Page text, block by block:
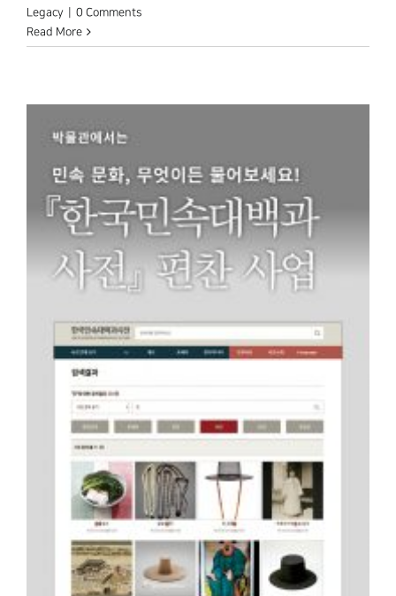
Legacy
0 Comments
Read More